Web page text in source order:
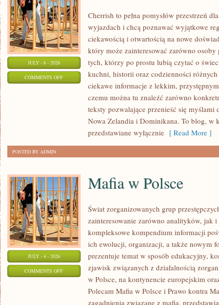
JULY - 6 - 2026
COMMENTS OFFON
Cherrish to pełna pomysłów przestrzeń
wyjazdach i chcą poznawać wyjątkowe
ciekawością i otwartością na nowe
który może zainteresować zarówno
tych, którzy po prostu lubią czytać o
kuchni, historii oraz codzienności
ciekawe informacje z lekkim,
czemu można tu znaleźć zarówno
teksty pozwalające przenieść się myślami
Nowa Zelandia i Dominikana. To blog, w
przedstawiane wyłącznie [ Read More ]
POSTED BY ADMIN
JULY - 4 - 2026
COMMENTS OFFON
Mafia w Polsce
Świat zorganizowanych grup
zainteresowanie zarówno analityków, jak
kompleksowe kompendium informacji
ich ewolucji, organizacji, a także nowym
prezentuje temat w sposób edukacyjny,
zjawisk związanych z działalnością
w Polsce, na kontynencie europejskim
Polecam Mafia w Polsce i Prawo kontra
zagadnienia związane z mafią,